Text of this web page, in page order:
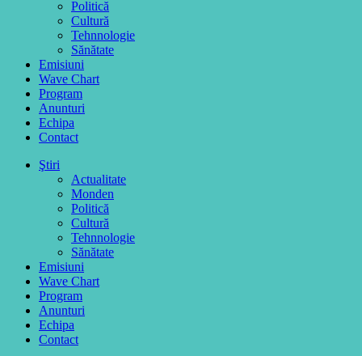
Politică
Cultură
Tehnnologie
Sănătate
Emisiuni
Wave Chart
Program
Anunturi
Echipa
Contact
Ştiri
Actualitate
Monden
Politică
Cultură
Tehnnologie
Sănătate
Emisiuni
Wave Chart
Program
Anunturi
Echipa
Contact